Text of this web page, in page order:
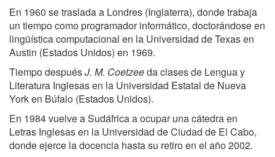
En 1960 se traslada a Londres (Inglaterra), donde trabaja
un tiempo como programador informático, doctorándose en
lingüística computacional en la Universidad de Texas en
Austin (Estados Unidos) en 1969.
Tiempo despuésJ. M. Coetzeeda clases de Lengua y
Literatura Inglesas en la Universidad Estatal de Nueva
York en Búfalo (Estados Unidos).
En 1984 vuelve a Sudáfrica a ocupar una cátedra en
Letras Inglesas en la Universidad de Ciudad de El Cabo,
donde ejerce la docencia hasta su retiro en el año 2002.